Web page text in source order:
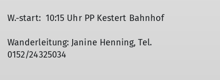
W.-start: 10:15 Uhr PP Kestert Bahnhof
Wanderleitung: Janine Henning, Tel.
0152/24325034